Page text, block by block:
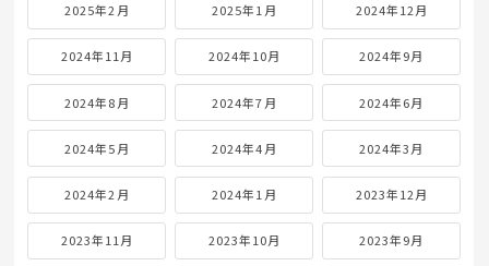
2025年2月 2025年1月 2024年12月
2024年11月 2024年10月 2024年9月
2024年8月 2024年7月 2024年6月
2024年5月 2024年4月 2024年3月
2024年2月 2024年1月 2023年12月
2023年11月 2023年10月 2023年9月